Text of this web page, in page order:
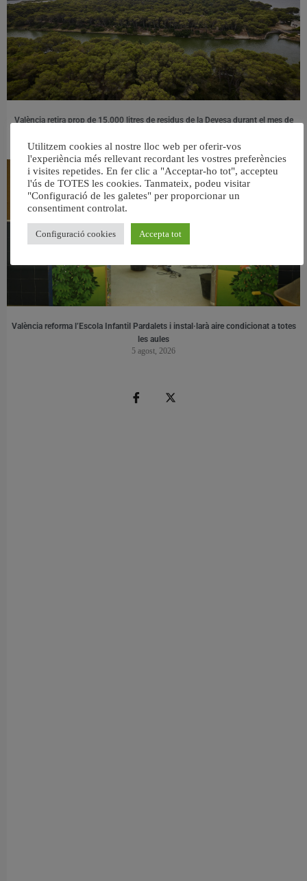
València retira prop de 15.000 litres de residus de la Devesa durant el mes de
6 agost, 2026
València reforma l’Escola Infantil Pardalets i instal·larà aire condicionat a totes
les aules
5 agost, 2026
Utilitzem cookies al nostre lloc web per oferir-vos
l'experiència més rellevant recordant les vostres preferències
i visites repetides. En fer clic a "Acceptar-ho tot", accepteu
l'ús de TOTES les cookies. Tanmateix, podeu visitar
"Configuració de les galetes" per proporcionar un
consentiment controlat.
Configuració cookies Accepta tot